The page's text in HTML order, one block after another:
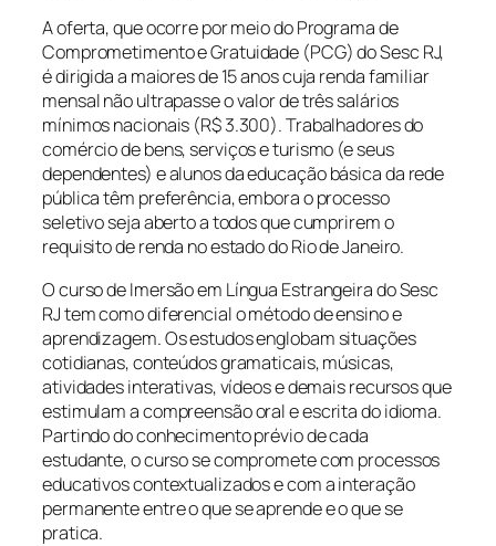
A oferta, que ocorre por meio do Programa de
Comprometimento e Gratuidade (PCG) do Sesc RJ,
é dirigida a maiores de 15 anos cuja renda familiar
mensal não ultrapasse o valor de três salários
mínimos nacionais (R$ 3.300). Trabalhadores do
comércio de bens, serviços e turismo (e seus
dependentes) e alunos da educação básica da rede
pública têm preferência, embora o processo
seletivo seja aberto a todos que cumprirem o
requisito de renda no estado do Rio de Janeiro.
O curso de Imersão em Língua Estrangeira do Sesc
RJ tem como diferencial o método de ensino e
aprendizagem. Os estudos englobam situações
cotidianas, conteúdos gramaticais, músicas,
atividades interativas, vídeos e demais recursos que
estimulam a compreensão oral e escrita do idioma.
Partindo do conhecimento prévio de cada
estudante, o curso se compromete com processos
educativos contextualizados e com a interação
permanente entre o que se aprende e o que se
pratica.